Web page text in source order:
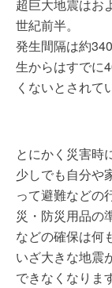
超巨大地震はお
世紀前半。
発生間隔は約
生からはすでに
くないとされて
とにかく災害時
少しでも自分や
って避難などの
災・防災用品の
などの確保は何
いざ大きな地震
できなくなりま